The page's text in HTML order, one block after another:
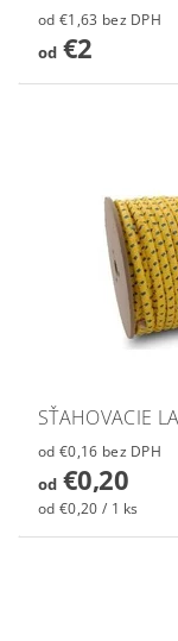
od €1,63 bez DPH
od€2
SŤAHOVACIE
od €0,16 bez DPH
od€0,20
od €0,20 / 1 ks